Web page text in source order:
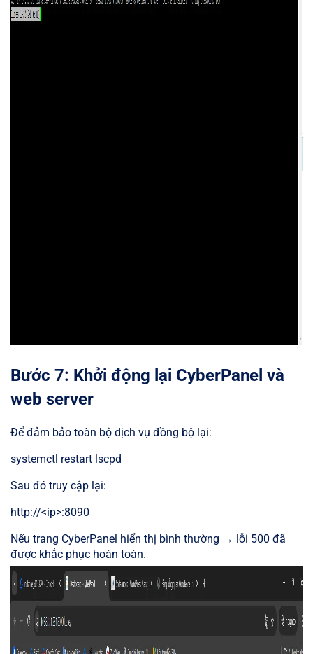
Bước 7: Khởi động lại CyberPanel và
web server
Để đảm bảo toàn bộ dịch vụ đồng bộ lại:
systemctl restart lscpd
Sau đó truy cập lại:
http://<ip>:8090
Nếu trang CyberPanel hiển thị bình thường → lỗi 500 đã
được khắc phục hoàn toàn.